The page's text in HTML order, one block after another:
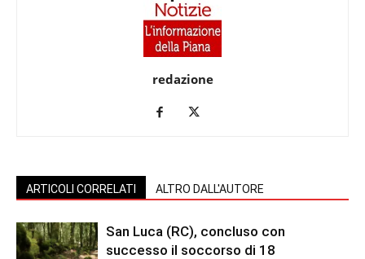
redazione
ARTICOLI CORRELATI ALTRO DALL'AUTORE
San Luca (RC), concluso con
successo il soccorso di 18